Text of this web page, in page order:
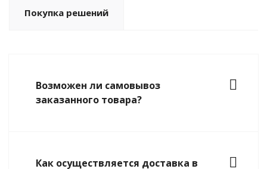
Покупка решений
Возможен ли самовывоз
заказанного товара?
Как осуществляется доставка в